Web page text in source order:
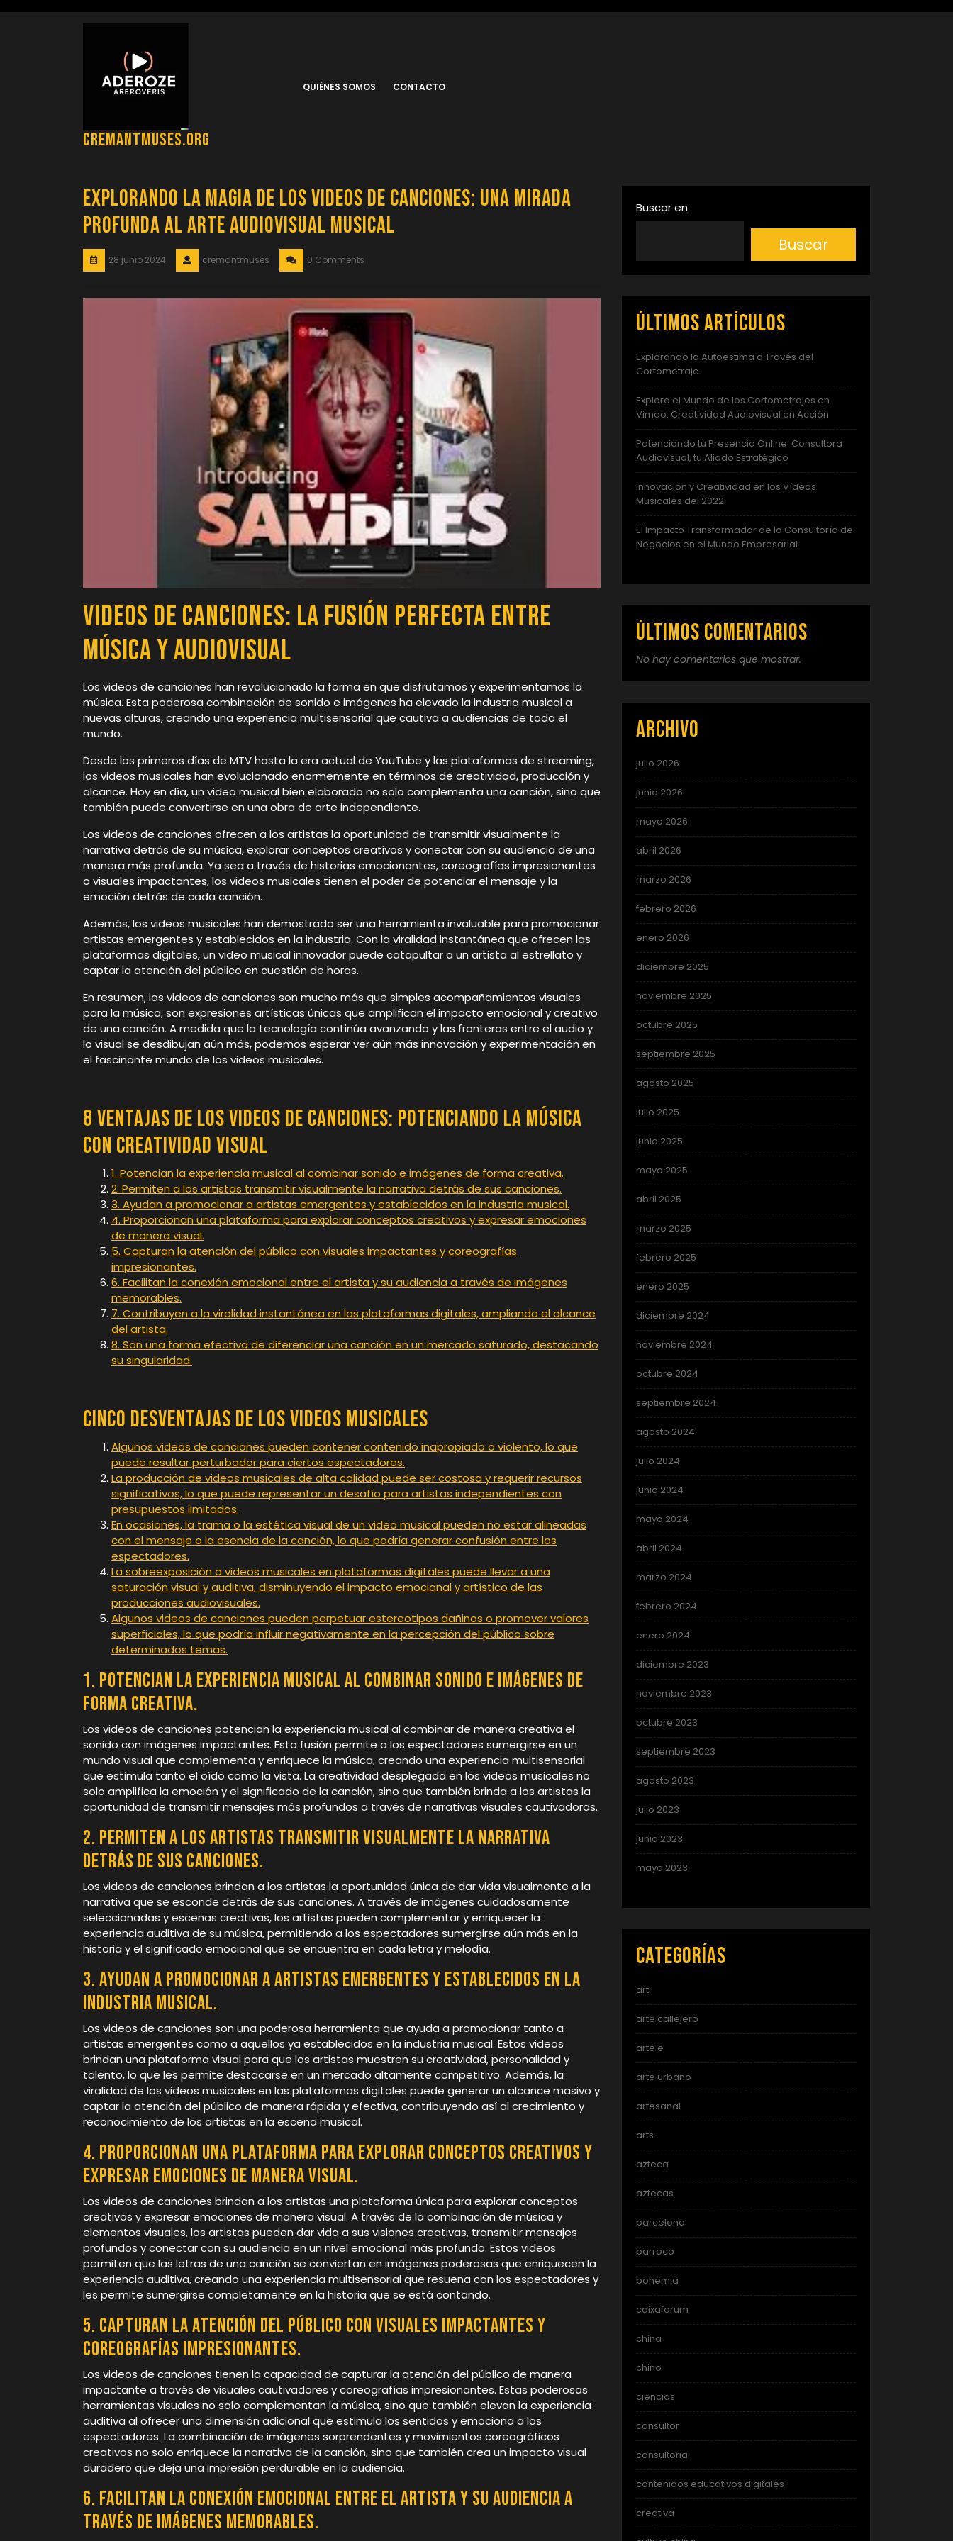
cremantmuses.org
QUIÉNES SOMOS CONTACTO
Explorando la Magia de los Videos de Canciones: Una Mirada
Profunda al Arte Audiovisual Musical
28 junio 2024 cremantmuses 0 Comments
Videos de Canciones: La Fusión Perfecta entre
Música y Audiovisual
Los videos de canciones han revolucionado la forma en que disfrutamos y experimentamos la
música. Esta poderosa combinación de sonido e imágenes ha elevado la industria musical a
nuevas alturas, creando una experiencia multisensorial que cautiva a audiencias de todo el
mundo.
Desde los primeros días de MTV hasta la era actual de YouTube y las plataformas de streaming,
los videos musicales han evolucionado enormemente en términos de creatividad, producción y
alcance. Hoy en día, un video musical bien elaborado no solo complementa una canción, sino que
también puede convertirse en una obra de arte independiente.
Los videos de canciones ofrecen a los artistas la oportunidad de transmitir visualmente la
narrativa detrás de su música, explorar conceptos creativos y conectar con su audiencia de una
manera más profunda. Ya sea a través de historias emocionantes, coreografías impresionantes
o visuales impactantes, los videos musicales tienen el poder de potenciar el mensaje y la
emoción detrás de cada canción.
Además, los videos musicales han demostrado ser una herramienta invaluable para promocionar
artistas emergentes y establecidos en la industria. Con la viralidad instantánea que ofrecen las
plataformas digitales, un video musical innovador puede catapultar a un artista al estrellato y
captar la atención del público en cuestión de horas.
En resumen, los videos de canciones son mucho más que simples acompañamientos visuales
para la música; son expresiones artísticas únicas que amplifican el impacto emocional y creativo
de una canción. A medida que la tecnología continúa avanzando y las fronteras entre el audio y
lo visual se desdibujan aún más, podemos esperar ver aún más innovación y experimentación en
el fascinante mundo de los videos musicales.
8 Ventajas de los Videos de Canciones: Potenciando la Música
con Creatividad Visual
1. Potencian la experiencia musical al combinar sonido e imágenes de forma creativa.
2. Permiten a los artistas transmitir visualmente la narrativa detrás de sus canciones.
3. Ayudan a promocionar a artistas emergentes y establecidos en la industria musical.
4. Proporcionan una plataforma para explorar conceptos creativos y expresar emociones
de manera visual.
5. Capturan la atención del público con visuales impactantes y coreografías
impresionantes.
6. Facilitan la conexión emocional entre el artista y su audiencia a través de imágenes
memorables.
7. Contribuyen a la viralidad instantánea en las plataformas digitales, ampliando el alcance
del artista.
8. Son una forma efectiva de diferenciar una canción en un mercado saturado, destacando
su singularidad.
Cinco Desventajas de los Videos Musicales
Algunos videos de canciones pueden contener contenido inapropiado o violento, lo que
puede resultar perturbador para ciertos espectadores.
La producción de videos musicales de alta calidad puede ser costosa y requerir recursos
significativos, lo que puede representar un desafío para artistas independientes con
presupuestos limitados.
En ocasiones, la trama o la estética visual de un video musical pueden no estar alineadas
con el mensaje o la esencia de la canción, lo que podría generar confusión entre los
espectadores.
La sobreexposición a videos musicales en plataformas digitales puede llevar a una
saturación visual y auditiva, disminuyendo el impacto emocional y artístico de las
producciones audiovisuales.
Algunos videos de canciones pueden perpetuar estereotipos dañinos o promover valores
superficiales, lo que podría influir negativamente en la percepción del público sobre
determinados temas.
1. Potencian la experiencia musical al combinar sonido e imágenes de
forma creativa.
Los videos de canciones potencian la experiencia musical al combinar de manera creativa el
sonido con imágenes impactantes. Esta fusión permite a los espectadores sumergirse en un
mundo visual que complementa y enriquece la música, creando una experiencia multisensorial
que estimula tanto el oído como la vista. La creatividad desplegada en los videos musicales no
solo amplifica la emoción y el significado de la canción, sino que también brinda a los artistas la
oportunidad de transmitir mensajes más profundos a través de narrativas visuales cautivadoras.
2. Permiten a los artistas transmitir visualmente la narrativa
detrás de sus canciones.
Los videos de canciones brindan a los artistas la oportunidad única de dar vida visualmente a la
narrativa que se esconde detrás de sus canciones. A través de imágenes cuidadosamente
seleccionadas y escenas creativas, los artistas pueden complementar y enriquecer la
experiencia auditiva de su música, permitiendo a los espectadores sumergirse aún más en la
historia y el significado emocional que se encuentra en cada letra y melodía.
3. Ayudan a promocionar a artistas emergentes y establecidos en la
industria musical.
Los videos de canciones son una poderosa herramienta que ayuda a promocionar tanto a
artistas emergentes como a aquellos ya establecidos en la industria musical. Estos videos
brindan una plataforma visual para que los artistas muestren su creatividad, personalidad y
talento, lo que les permite destacarse en un mercado altamente competitivo. Además, la
viralidad de los videos musicales en las plataformas digitales puede generar un alcance masivo y
captar la atención del público de manera rápida y efectiva, contribuyendo así al crecimiento y
reconocimiento de los artistas en la escena musical.
4. Proporcionan una plataforma para explorar conceptos creativos y
expresar emociones de manera visual.
Los videos de canciones brindan a los artistas una plataforma única para explorar conceptos
creativos y expresar emociones de manera visual. A través de la combinación de música y
elementos visuales, los artistas pueden dar vida a sus visiones creativas, transmitir mensajes
profundos y conectar con su audiencia en un nivel emocional más profundo. Estos videos
permiten que las letras de una canción se conviertan en imágenes poderosas que enriquecen la
experiencia auditiva, creando una experiencia multisensorial que resuena con los espectadores y
les permite sumergirse completamente en la historia que se está contando.
5. Capturan la atención del público con visuales impactantes y
coreografías impresionantes.
Los videos de canciones tienen la capacidad de capturar la atención del público de manera
impactante a través de visuales cautivadores y coreografías impresionantes. Estas poderosas
herramientas visuales no solo complementan la música, sino que también elevan la experiencia
auditiva al ofrecer una dimensión adicional que estimula los sentidos y emociona a los
espectadores. La combinación de imágenes sorprendentes y movimientos coreográficos
creativos no solo enriquece la narrativa de la canción, sino que también crea un impacto visual
duradero que deja una impresión perdurable en la audiencia.
6. Facilitan la conexión emocional entre el artista y su audiencia a
través de imágenes memorables.
Buscar en
Buscar
Últimos artículos
Explorando la Autoestima a Través del
Cortometraje
Explora el Mundo de los Cortometrajes en
Vimeo: Creatividad Audiovisual en Acción
Potenciando tu Presencia Online: Consultora
Audiovisual, tu Aliado Estratégico
Innovación y Creatividad en los Vídeos
Musicales del 2022
El Impacto Transformador de la Consultoría de
Negocios en el Mundo Empresarial
Últimos comentarios
No hay comentarios que mostrar.
Archivo
julio 2026
junio 2026
mayo 2026
abril 2026
marzo 2026
febrero 2026
enero 2026
diciembre 2025
noviembre 2025
octubre 2025
septiembre 2025
agosto 2025
julio 2025
junio 2025
mayo 2025
abril 2025
marzo 2025
febrero 2025
enero 2025
diciembre 2024
noviembre 2024
octubre 2024
septiembre 2024
agosto 2024
julio 2024
junio 2024
mayo 2024
abril 2024
marzo 2024
febrero 2024
enero 2024
diciembre 2023
noviembre 2023
octubre 2023
septiembre 2023
agosto 2023
julio 2023
junio 2023
mayo 2023
Categorías
art
arte callejero
arte e
arte urbano
artesanal
arts
azteca
aztecas
barcelona
barroco
bohemia
caixaforum
china
chino
ciencias
consultor
consultoria
contenidos educativos digitales
creativa